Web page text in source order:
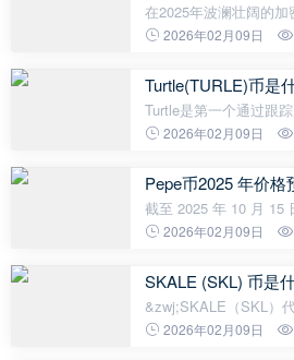
在2025年波澜壮阔的
（ETH）展现出令人瞩
4129美元左右。 尽管
2026年02月09日
Turtle(TURLE)币是
Turtle是第一个通过跟
动性和获得的收益、进
协议。 其主要目标是
2026年02月09日
Pepe币2025 年价
截至 2025 年 10 月 15
为 0.0000075567 美元
生在 10 月 11 日
2026年02月09日
SKALE (SKL) 币是
&zwj;SKALE（SKL）
140%，在加密货币市
2026年02月09日